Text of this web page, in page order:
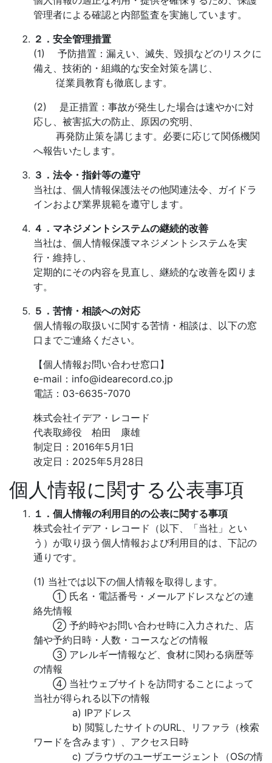
管理者による確認と内部監査を実施しています。
２．安全管理措置
(1) 予防措置：漏えい、滅失、毀損などのリスクに
備え、技術的・組織的な安全対策を講じ、
従業員教育も徹底します。
(2) 是正措置：事故が発生した場合は速やかに対
応し、被害拡大の防止、原因の究明、
再発防止策を講じます。必要に応じて関係機関
へ報告いたします。
３．法令・指針等の遵守
当社は、個人情報保護法その他関連法令、ガイドラ
インおよび業界規範を遵守します。
４．マネジメントシステムの継続的改善
当社は、個人情報保護マネジメントシステムを実
行・維持し、
定期的にその内容を見直し、継続的な改善を図りま
す。
５．苦情・相談への対応
個人情報の取扱いに関する苦情・相談は、以下の窓
口までご連絡ください。
【個人情報お問い合わせ窓口】
e-mail：info@idearecord.co.jp
電話：03-6635-7070
株式会社イデア・レコード
代表取締役 柏田 康雄
制定日：2016年5月1日
改定日：2025年5月28日
個人情報に関する公表事項
１．個人情報の利用目的の公表に関する事項
株式会社イデア・レコード（以下、「当社」とい
う）が取り扱う個人情報および利用目的は、下記の
通りです。
(1) 当社では以下の個人情報を取得します。
① 氏名・電話番号・メールアドレスなどの連
絡先情報
② 予約時やお問い合わせ時に入力された、店
舗や予約日時・人数・コースなどの情報
③ アレルギー情報など、食材に関わる病歴等
の情報
④ 当社ウェブサイトを訪問することによって
当社が得られる以下の情報
a) IPアドレス
b) 閲覧したサイトのURL、リファラ（検索
ワードを含みます）、アクセス日時
c) ブラウザのユーザエージェント（OSの情